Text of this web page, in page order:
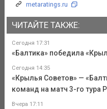
metaratings.ru
ЧИТАЙТЕ ТАКЖЕ:
Сегодня 17:31
«Балтика» победила
Сегодня 14:35
«Крылья Советов» —
команд на матч 3-го тура
Вчера 17:11